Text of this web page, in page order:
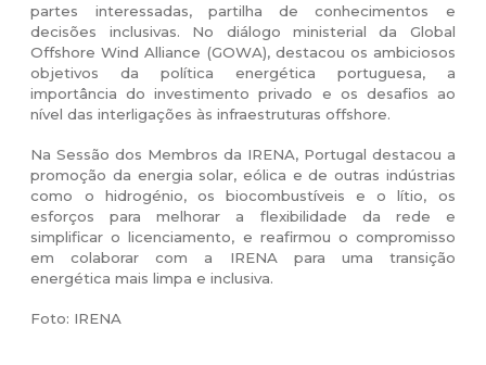
partes interessadas, partilha de conhecimentos e
decisões inclusivas. No diálogo ministerial da Global
Offshore Wind Alliance (GOWA), destacou os ambiciosos
objetivos da política energética portuguesa, a
importância do investimento privado e os desafios ao
nível das interligações às infraestruturas offshore.
Na Sessão dos Membros da IRENA, Portugal destacou a
promoção da energia solar, eólica e de outras indústrias
como o hidrogénio, os biocombustíveis e o lítio, os
esforços para melhorar a flexibilidade da rede e
simplificar o licenciamento, e reafirmou o compromisso
em colaborar com a IRENA para uma transição
energética mais limpa e inclusiva.
Foto: IRENA